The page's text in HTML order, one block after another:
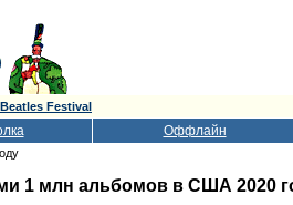
Festival
Оффлайн
1 млн альбомов в США 2020